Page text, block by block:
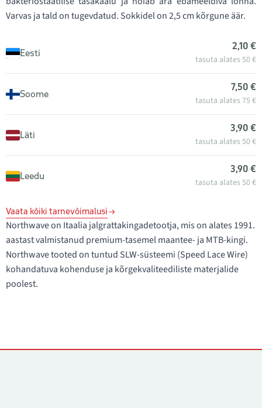
Varvas ja tald on tugevdatud. Sokkidel on 2,5 cm kõrgune äär.
Eesti
2,10 €
tasuta alates 50 €
Soome
7,50 €
tasuta alates 75 €
Läti
3,90 €
tasuta alates 50 €
Leedu
3,90 €
tasuta alates 50 €
Vaata kõiki tarnevõimalusi
Northwave on Itaalia jalgrattakingadetootja, mis on alates 1991.
aastast valmistanud premium-tasemel maantee- ja MTB-kingi.
Northwave tooted on tuntud SLW-süsteemi (Speed Lace Wire)
kohandatuva kohenduse ja kõrgekvaliteediliste materjalide
poolest.